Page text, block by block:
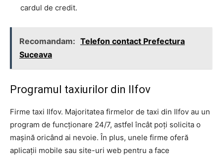
cardul de credit.
Recomandam: Telefon contact Prefectura
Suceava
Programul taxiurilor din Ilfov
Firme taxi Ilfov. Majoritatea firmelor de taxi din Ilfov au un
program de funcționare 24/7, astfel încât poți solicita o
mașină oricând ai nevoie. În plus, unele firme oferă
aplicații mobile sau site-uri web pentru a face